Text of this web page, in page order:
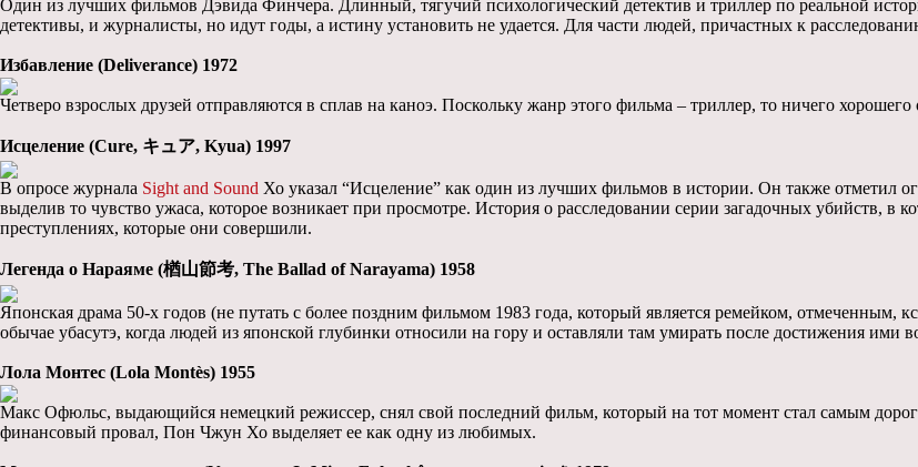
Один из лучших фильмов Дэвида Финчера. Длинный, тягучий психологический детектив и триллер по реальной
детективы, и журналисты, но идут годы, а истину установить не удается. Для части людей, причастных к
Избавление (Deliverance) 1972
Четверо взрослых друзей отправляются в сплав на каноэ. Поскольку жанр этого фильма – триллер, то ничего
Исцеление (Cure, キュア, Kyua) 1997
В опросе журнала Sight and Sound Хо указал “Исцеление” как один из лучших фильмов в истории. Он также отметил
выделив то чувство ужаса, которое возникает при просмотре. История о расследовании серии загадочных убийств, в
преступлениях, которые они совершили.
Легенда о Нараяме (楢山節考, The Ballad of Narayama) 1958
Японская драма 50-х годов (не путать с более поздним фильмом 1983 года, который является ремейком, отмеченным,
обычае убасутэ, когда людей из японской глубинки относили на гору и оставляли там умирать после достижения ими
Лола Монтес (Lola Montès) 1955
Макс Офюльс, выдающийся немецкий режиссер, снял свой последний фильм, который на тот момент стал самым
финансовый провал, Пон Чжун Хо выделяет ее как одну из любимых.